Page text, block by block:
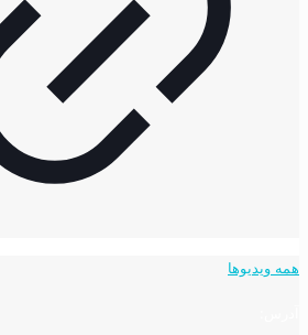
همه ویدیوها